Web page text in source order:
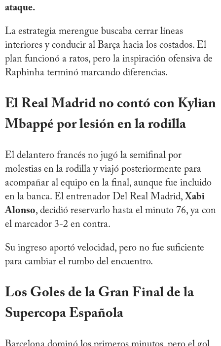
ataque.
La estrategia merengue buscaba cerrar líneas
interiores y conducir al Barça hacia los costados. El
plan funcionó a ratos, pero la inspiración ofensiva de
Raphinha terminó marcando diferencias.
El Real Madrid no contó con Kylian
Mbappé por lesión en la rodilla
El delantero francés no jugó la semifinal por
molestias en la rodilla y viajó posteriormente para
acompañar al equipo en la final, aunque fue incluido
en la banca. El entrenador Del Real Madrid,Xabi
Alonso, decidió reservarlo hasta el minuto 76, ya con
el marcador 3-2 en contra.
Su ingreso aportó velocidad, pero no fue suficiente
para cambiar el rumbo del encuentro.
Los Goles de la Gran Final de la
Supercopa Española